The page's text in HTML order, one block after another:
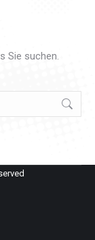
Sie suchen.